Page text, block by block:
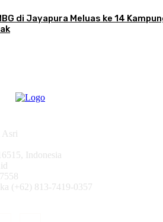
di Jayapura Meluas ke 14
Asri
Indonesia
(+62) 813-7419-0357